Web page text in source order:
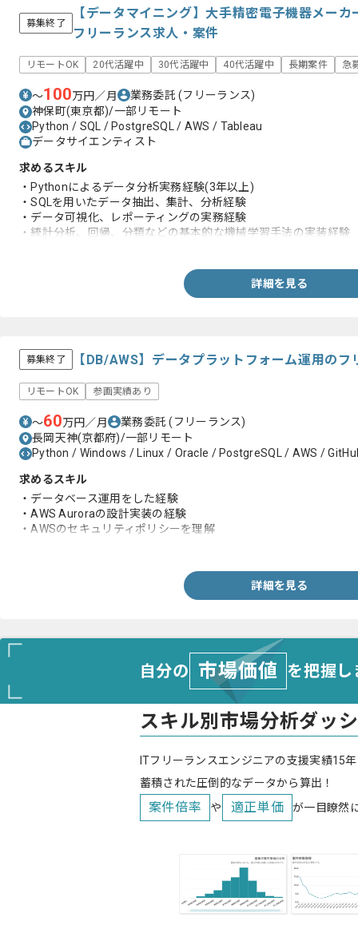
募集終了
【データマイニング】大手精密電子機器メー
フリーランス求人・案件
リモートOK 20代活躍中 30代活躍中 40代活躍中 長期案件 急
〜100万円／月 業務委託(フリーランス)
神保町(東京都)/一部リモート
Python / SQL / PostgreSQL / AWS / Tableau
データサイエンティスト
求めるスキル
・Pythonによるデータ分析実務経験(3年以上)
・SQLを用いたデータ抽出、集計、分析経験
・データ可視化、レポーティングの実務経験
・統計分析、回帰、分類などの基本的な機械学習手法の実装経験
詳細を見る
募集終了 【DB/AWS】データプラットフォーム運用の
リモートOK 参画実績あり
〜60万円／月 業務委託(フリーランス)
長岡天神(京都府)/一部リモート
Python / Windows / Linux / Oracle / PostgreSQL / AWS /
求めるスキル
・データベース運用をした経験
・AWS Auroraの設計実装の経験
・AWSのセキュリティポリシーを理解
詳細を見る
自分の 市場価値 を把握
スキル別市場分析ダッ
ITフリーランスエンジニアの支援実績15
蓄積された圧倒的なデータから算出！
案件倍率 や 適正単価 が一目瞭然